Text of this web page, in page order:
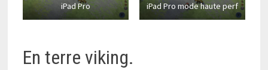
iPad Pro iPad Pro mode haute perf
En terre viking.